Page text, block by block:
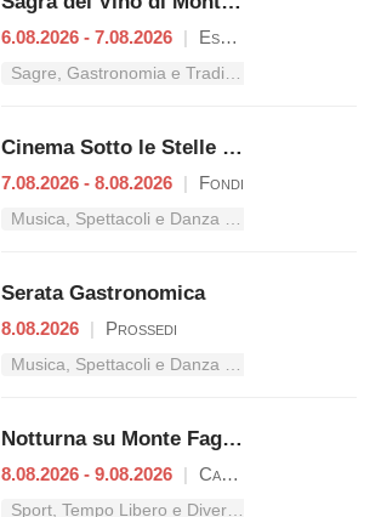
6.08.2026 - 7.08.2026 | Esperia
Cinema Sotto le Stelle – Dal mito al pubblico
7.08.2026 - 8.08.2026 | Fondi
Serata Gastronomica
8.08.2026 | Prossedi
Notturna su Monte Faggeto
8.08.2026 - 9.08.2026 | Campodimele